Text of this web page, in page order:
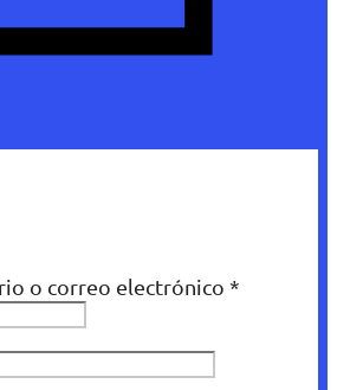
o correo electrónico *